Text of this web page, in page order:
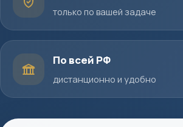
только по вашей задаче
По всей РФ
дистанционно и удобно